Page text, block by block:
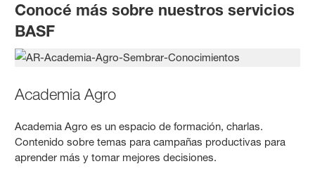
Conocé más sobre nuestros servicios
BASF
Academia Agro
Academia Agro es un espacio de formación, charlas.
Contenido sobre temas para campañas productivas para
aprender más y tomar mejores decisiones.